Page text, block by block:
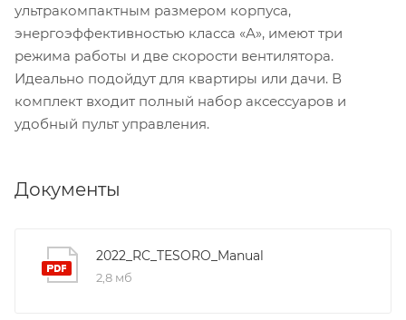
ультракомпактным размером корпуса,
энергоэффективностью класса «А», имеют три
режима работы и две скорости вентилятора.
Идеально подойдут для квартиры или дачи. В
комплект входит полный набор аксессуаров и
удобный пульт управления.
Документы
2022_RC_TESORO_Manual
2,8 мб